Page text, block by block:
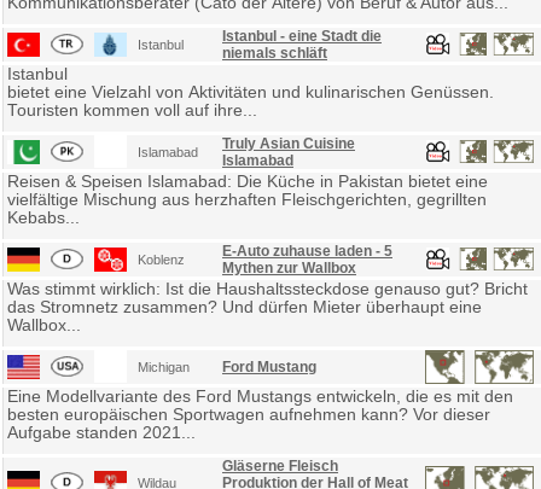
Istanbul
Istanbul - eine Stadt die
niemals schläft
Istanbul
bietet eine Vielzahl von Aktivitäten und kulinarischen Genüssen.
Touristen kommen voll auf ihre...
Islamabad
Truly Asian Cuisine
Islamabad
Reisen & Speisen Islamabad: Die Küche in Pakistan bietet eine
vielfältige Mischung aus herzhaften Fleischgerichten, gegrillten
Kebabs...
Koblenz
E-Auto zuhause laden - 5
Mythen zur Wallbox
Was stimmt wirklich: Ist die Haushaltssteckdose genauso gut? Bricht
das Stromnetz zusammen? Und dürfen Mieter überhaupt eine
Wallbox...
Michigan Ford Mustang
Eine Modellvariante des Ford Mustangs entwickeln, die es mit den
besten europäischen Sportwagen aufnehmen kann? Vor dieser
Aufgabe standen 2021...
Wildau
Gläserne Fleisch
Produktion der Hall of Meat